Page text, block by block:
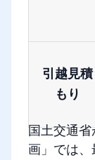
引越見積
もり
国土交通
画」では